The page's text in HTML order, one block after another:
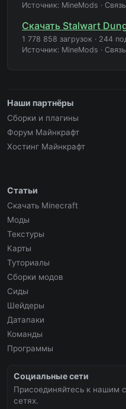
Источник: MineMods ·
Скачать Stalwart
1 778 858 загрузок · 244
Источник: MineMods ·
Наши партнёры
Сборки и плагины
Форум Майнкрафт
Хостинг Майнкрафт
Статьи
Скачать Minecraft
Моды
Текстуры
Карты
Туториалы
Сборки модов
Сиды
Шейдеры
Датапаки
Команды
Программы
Социальные сети
Присоединяйтесь к нашим
сетях.